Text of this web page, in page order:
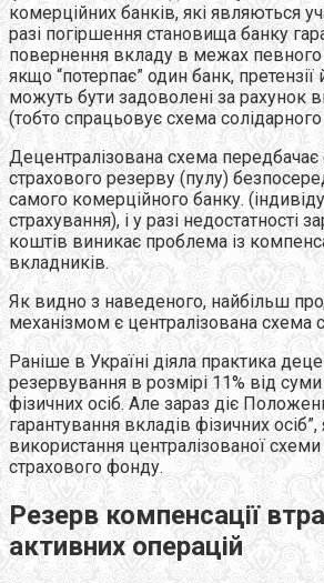
комерційних банків, які являються
разі погіршення становища банку
повернення вкладу в межах певного
якщо “потерпає” один банк,
можуть бути задоволені за рахунок
(тобто спрацьовує схема
Децентралізована схема передбачає
страхового резерву (пулу)
самого комерційного банку.
страхування), і у разі недостатності
коштів виникає проблема із
вкладників.
Як видно з наведеного, найбільш
механізмом є централізована схема
Раніше в Україні діяла практика
резервування в розмірі 11% від
фізичних осіб. Але зараз діє
гарантування вкладів фізичних
використання централізованої
страхового фонду.
Резерв компенсації
активних операцій